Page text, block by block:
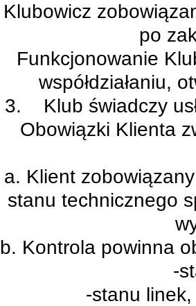
Klubowicz
po
Funkcjonowanie
współdziałaniu,
3. Klub świadczy
Obowiązki Klienta
a. Klient
stanu technicznego
b. Kontrola powinna
-
-stanu linek,